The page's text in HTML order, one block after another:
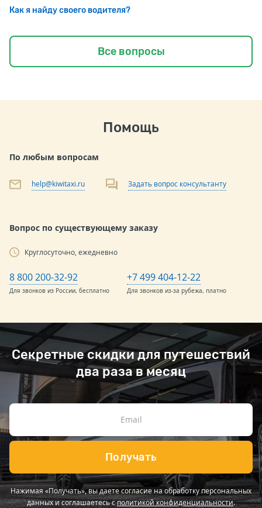
Как я найду своего водителя?
Все вопросы
Помощь
По любым вопросам
help@kiwitaxi.ru Задать вопрос консультанту
Вопрос по существующему заказу
Круглосуточно, ежедневно
8 800 200-32-92
Для звонков из России, бесплатно
+7 499 404-12-22
Для звонков из-за рубежа, платно
Секретные скидки для путешествий
два раза в месяц
Получать
Нажимая «Получать», вы даете согласие на обработку персональных
данных и соглашаетесь сполитикой конфиденциальности.